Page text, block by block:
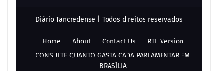
Diário Tancredense | Todos direitos reservados
Home About Contact Us
RTL Version
CONSULTE QUANTO GASTA CADA PARLAMENTAR EM
BRASÍLIA